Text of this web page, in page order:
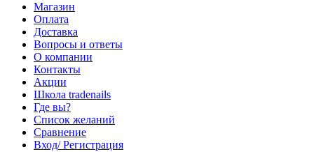
Магазин
Оплата
Доставка
Вопросы и ответы
О компании
Контакты
Акции
Школа tradenails
Где вы?
Список желаний
Сравнение
Вход/ Регистрация